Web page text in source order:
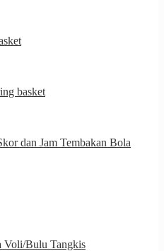
basket
dan Jam Tembakan Bola
Voli/Bulu Tangkis